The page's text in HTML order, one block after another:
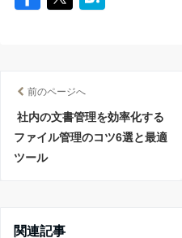
前のページへ
社内の文書管理を効率化する
ファイル管理のコツ6選と最適
ツール
関連記事